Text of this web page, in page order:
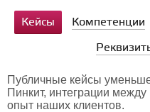
Кейсы Компетенции
Публичные кейсы
Пинкит, интеграции
опыт наших клиентов.